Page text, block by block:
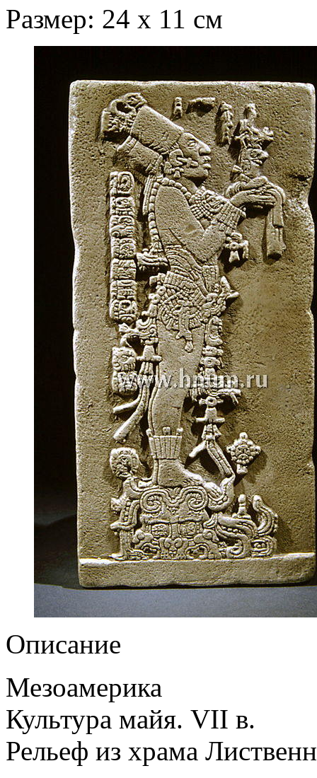
Размер: 24 х 11 см
Описание
Мезоамерика
Культура майя. VII в.
Рельеф из храма